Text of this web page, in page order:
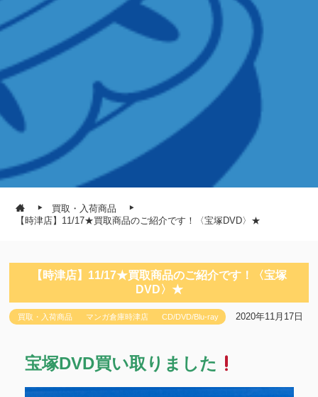
買取・入荷商品
【時津店】11/17★買取商品のご紹介です！〈宝塚DVD〉★
【時津店】11/17★買取商品のご紹介です！〈宝塚
DVD〉★
買取・入荷商品 マンガ倉庫時津店 CD/DVD/Blu-ray 2020年11月17日
宝塚DVD買い取りました